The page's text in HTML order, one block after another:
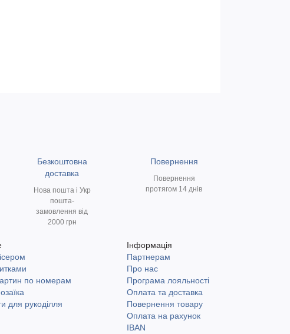
Безкоштовна
доставка
Нова пошта і Укр
пошта-
замовлення від
2000 грн
Повернення
Повернення
протягом 14 днів
по номерам
для рукоділля
Інформація
Партнерам
Про нас
Програма лояльності
Оплата та доставка
Повернення товару
Оплата на рахунок
IBAN